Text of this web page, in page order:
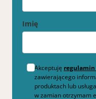
Imię
Akceptuję regulamin
zawierającego
produktach lub
w zamian otrzymam